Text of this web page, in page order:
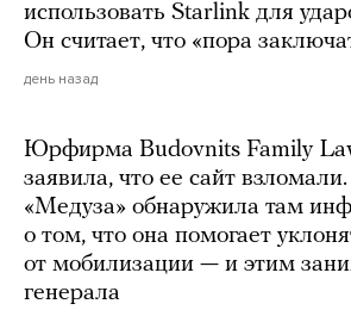
использовать Starlink для
Он считает, что «пора
день назад
Юрфирма Budovnits Family
заявила, что ее сайт
«Медуза» обнаружила там
о том, что она помогает
от мобилизации — и этим
генерала